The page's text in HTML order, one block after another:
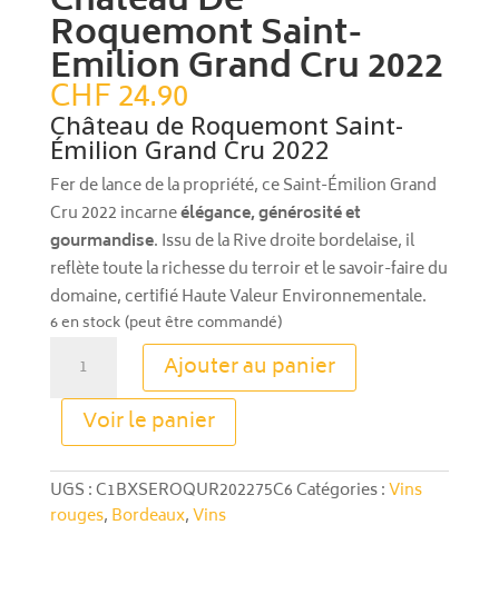
Roquemont Saint-
Emilion Grand Cru 2022
CHF24.90
Château de Roquemont Saint-
Émilion Grand Cru 2022
Fer de lance de la propriété, ce Saint-Émilion Grand
Cru 2022 incarneélégance, générosité et
gourmandise. Issu de la Rive droite bordelaise, il
reflète toute la richesse du terroir et le savoir-faire du
domaine, certifié Haute Valeur Environnementale.
6 en stock (peut être commandé)
Château
Roquemont
Saint-
Emilion
Grand
Ajouter au panier
Voir le panier
A
l
e
UGS :C1BXSEROQUR202275C6Catégories :Vins
rouges, Bordeaux,Vins